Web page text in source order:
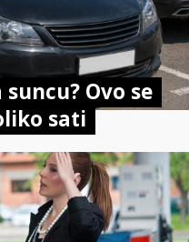
Ovo se
sati